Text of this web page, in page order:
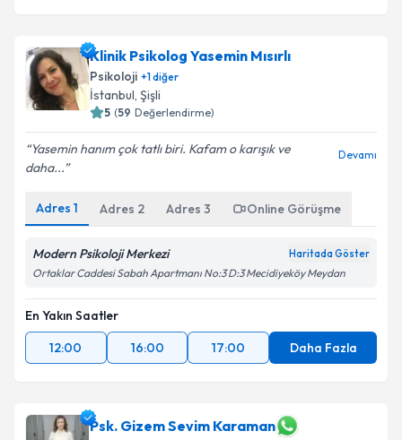
Klinik Psikolog Yasemin Mısırlı
Psikoloji +1diğer
İstanbul, Şişli
5 (59 Değerlendirme)
Yasemin hanım çok tatlı biri. Kafam o karışık ve
daha...
Devamı
Adres 1 Adres 2 Adres 3 Online Görüşme
Modern Psikoloji Merkezi Haritada Göster
Ortaklar Caddesi Sabah Apartmanı No:3 D:3 Mecidiyeköy Meydan
En Yakın Saatler
12:00
16:00 17:00 Daha Fazla
Psk. Gizem Sevim Karaman